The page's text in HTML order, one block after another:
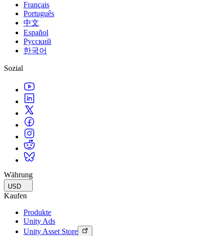
Français
Português
中文
Español
Русский
한국어
Sozial
Währung
USD
Kaufen
Produkte
Unity Ads
Unity Asset Store